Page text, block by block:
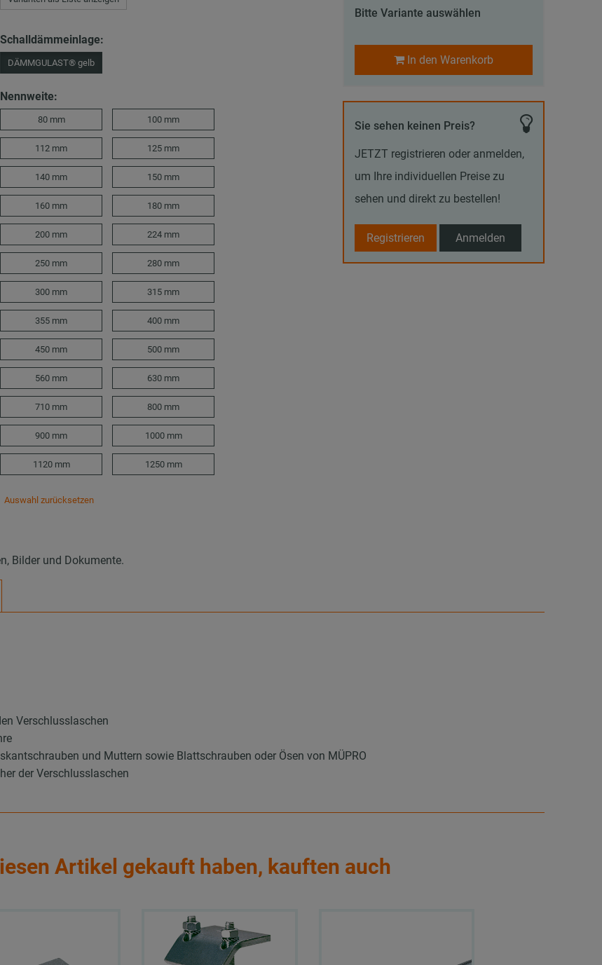
Schalldämmeinlage:
DÄMMGULAST® gelb
Nennweite:
80 mm 100 mm
112 mm 125 mm
140 mm 150 mm
160 mm 180 mm
200 mm 224 mm
250 mm 280 mm
300 mm 315 mm
355 mm 400 mm
450 mm 500 mm
560 mm 630 mm
710 mm 800 mm
900 mm 1000 mm
1120 mm 1250 mm
Auswahl zurücksetzen
Bitte Variante auswählen
In den Warenkorb
Sie sehen keinen Preis?
JETZT registrieren oder anmelden,
um Ihre individuellen Preise zu
sehen und direkt zu bestellen!
Registrieren Anmelden
Bilder und Dokumente.
Verschlusslaschen
und Muttern sowie Blattschrauben oder Ösen von MÜPRO
der Verschlusslaschen
Artikel gekauft haben, kauften auch